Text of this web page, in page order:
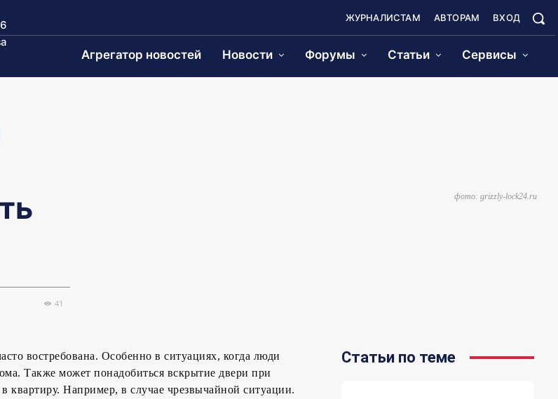
ЖУРНАЛИСТАМ АВТОРАМ ВХОД
Агрегатор новостей Новости Форумы Статьи Сервисы
41
фото: grizzly-lock24.ru
востребована. Особенно в ситуациях, когда люди
Также может понадобиться вскрытие двери при
квартиру. Например, в случае чрезвычайной ситуации.
Статьи по теме